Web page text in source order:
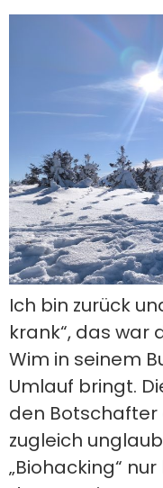
Ich bin zurück
krank“, das war
Wim in seinem
Umlauf bringt.
den Botschafter
zugleich
„Biohacking“